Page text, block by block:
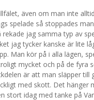
även om man inte
spelade så stoppades
jag samma typ av
jag tycker kanske är lite
Man kör på i alla lägen,
mycket och på de fyra
är att man släpper
med skott. Det hänger
stort idag med tanke på